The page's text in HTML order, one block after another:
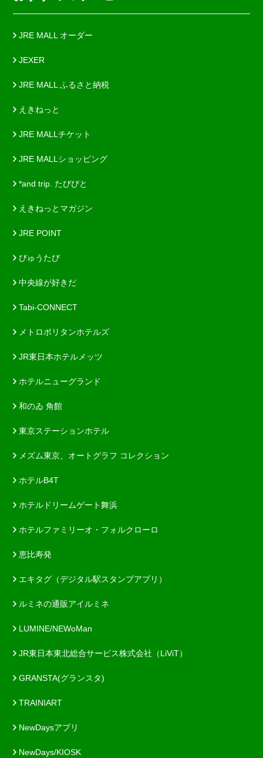
JRE MALL オーダー
JEXER
JRE MALL ふるさと納税
えきねっと
JRE MALLチケット
JRE MALLショッピング
*and trip. たびびと
えきねっとマガジン
JRE POINT
びゅうたび
中央線が好きだ
Tabi-CONNECT
メトロポリタンホテルズ
JR東日本ホテルメッツ
ホテルニューグランド
和のゐ 角館
東京ステーションホテル
メズム東京、オートグラフ コレクション
ホテルB4T
ホテルドリームゲート舞浜
ホテルファミリーオ・フォルクローロ
恵比寿発
エキタグ（デジタル駅スタンプアプリ）
ルミネの通販アイルミネ
LUMINE/NEWoMan
JR東日本東北総合サービス株式会社（LiViT）
GRANSTA(グランスタ)
TRAINIART
NewDaysアプリ
NewDays/KIOSK